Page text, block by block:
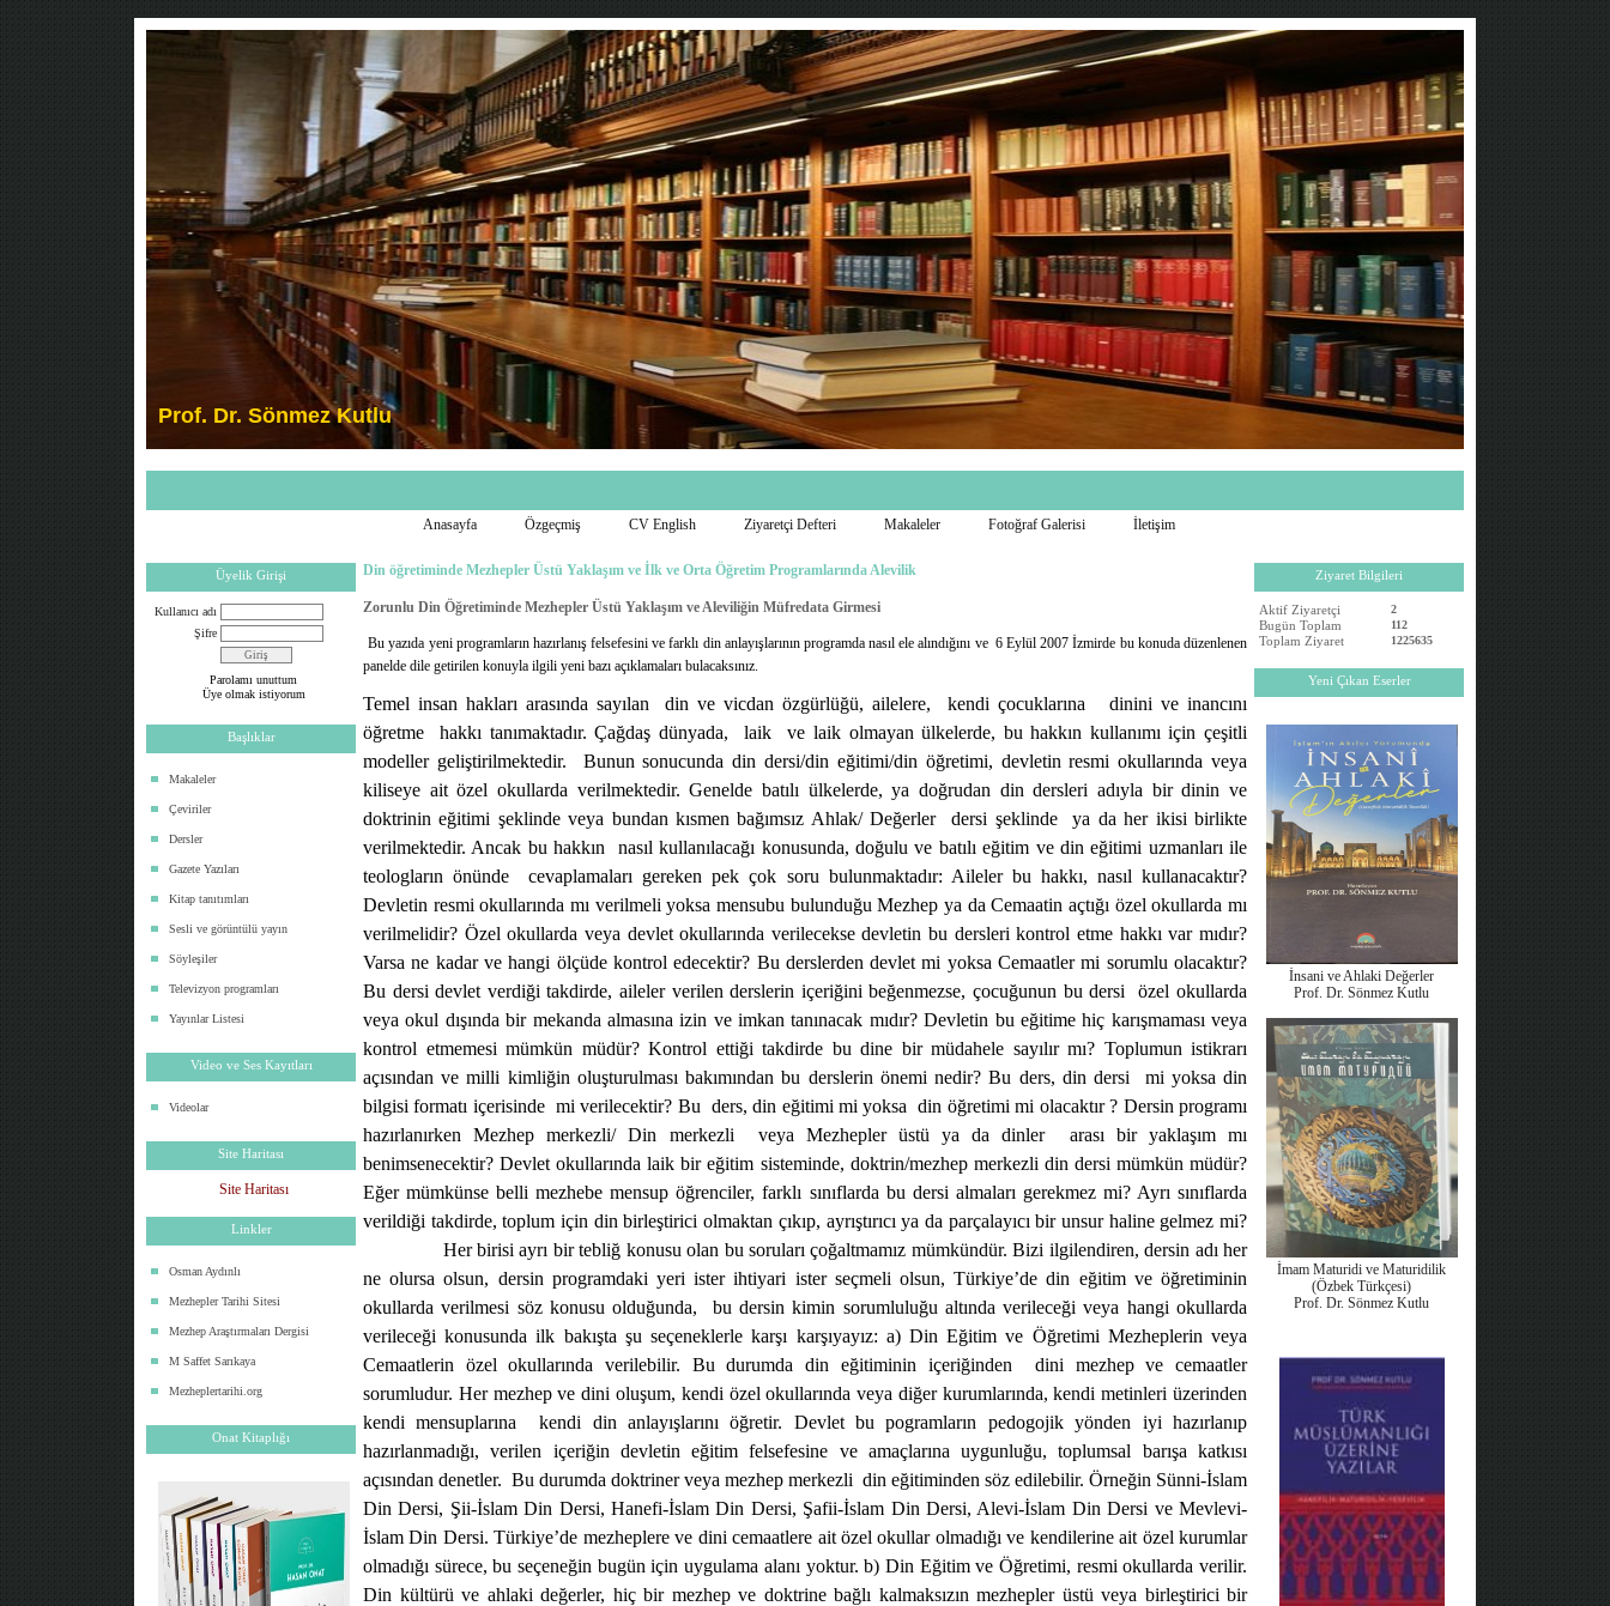
Anasayfa Özgeçmiş CV English Ziyaretçi Defteri Makaleler Fotoğraf Galerisi İletişim
Üyelik Girişi
Kullanıcı adı
Şifre
Parolamı unuttum
Üye olmak istiyorum
Başlıklar
Makaleler
Çeviriler
Dersler
Gazete Yazıları
Kitap tanıtımları
Sesli ve görüntülü yayın
Söyleşiler
Televizyon programları
Yayınlar Listesi
Video ve Ses Kayıtları
Videolar
Site Haritası
Site Haritası
Linkler
Osman Aydınlı
Mezhepler Tarihi Sitesi
Mezhep Araştırmaları Dergisi
M Saffet Sarıkaya
Mezheplertarihi.org
Onat Kitaplığı
Din öğretiminde Mezhepler Üstü Yaklaşım ve İlk ve Orta Öğretim Programlarında Alevilik
Zorunlu Din Öğretiminde Mezhepler Üstü Yaklaşım ve Aleviliğin Müfredata Girmesi
Bu yazıda yeni programların hazırlanış felsefesini ve farklı din anlayışlarının programda nasıl ele alındığını ve 6 Eylül 2007 İzmirde bu konuda düzenlenen
panelde dile getirilen konuyla ilgili yeni bazı açıklamaları bulacaksınız.
Temel insan hakları arasında sayılan din ve vicdan özgürlüğü, ailelere, kendi çocuklarına
dinini ve inancını
öğretme
hakkı tanımaktadır. Çağdaş dünyada, laik
ve laik olmayan ülkelerde, bu hakkın kullanımı için çeşitli
modeller geliştirilmektedir.
Bunun sonucunda din dersi/din eğitimi/din öğretimi, devletin resmi okullarında veya
kiliseye ait özel okullarda verilmektedir. Genelde batılı ülkelerde, ya doğrudan din dersleri adıyla bir dinin ve
doktrinin eğitimi şeklinde veya bundan kısmen bağımsız Ahlak/ Değerler
dersi şeklinde
ya da her ikisi birlikte
verilmektedir. Ancak bu hakkın
nasıl kullanılacağı konusunda, doğulu ve batılı eğitim ve din eğitimi uzmanları ile
teologların önünde
cevaplamaları gereken pek çok soru bulunmaktadır: Aileler bu hakkı, nasıl kullanacaktır?
Devletin resmi okullarında mı verilmeli yoksa mensubu bulunduğu Mezhep ya da Cemaatin açtığı özel okullarda mı
verilmelidir? Özel okullarda veya devlet okullarında verilecekse devletin bu dersleri kontrol etme hakkı var mıdır?
Varsa ne kadar ve hangi ölçüde kontrol edecektir? Bu derslerden devlet mi yoksa Cemaatler mi sorumlu olacaktır?
Bu dersi devlet verdiği takdirde, aileler verilen derslerin içeriğini beğenmezse, çocuğunun bu dersi
özel okullarda
veya okul dışında bir mekanda almasına izin ve imkan tanınacak mıdır? Devletin bu eğitime hiç karışmaması veya
kontrol etmemesi mümkün müdür? Kontrol ettiği takdirde bu dine bir müdahele sayılır mı? Toplumun istikrarı
açısından ve milli kimliğin oluşturulması bakımından bu derslerin önemi nedir? Bu ders, din dersi
mi yoksa din
bilgisi formatı içerisinde mi verilecektir? Bu ders, din eğitimi mi yoksa
din öğretimi mi olacaktır ? Dersin programı
hazırlanırken Mezhep merkezli/ Din merkezli
veya Mezhepler üstü ya da dinler
arası bir yaklaşım mı
benimsenecektir? Devlet okullarında laik bir eğitim sisteminde, doktrin/mezhep merkezli din dersi mümkün müdür?
Eğer mümkünse belli mezhebe mensup öğrenciler, farklı sınıflarda bu dersi almaları gerekmez mi? Ayrı sınıflarda
verildiği takdirde, toplum için din birleştirici olmaktan çıkıp, ayrıştırıcı ya da parçalayıcı bir unsur haline gelmez mi?
Her birisi ayrı bir tebliğ konusu olan bu soruları çoğaltmamız mümkündür. Bizi ilgilendiren, dersin adı her
ne olursa olsun, dersin programdaki yeri ister ihtiyari ister seçmeli olsun, Türkiye’de din eğitim ve öğretiminin
okullarda verilmesi söz konusu olduğunda,
bu dersin kimin sorumluluğu altında verileceği veya hangi okullarda
verileceği konusunda ilk bakışta şu seçeneklerle karşı karşıyayız: a) Din Eğitim ve Öğretimi Mezheplerin veya
Cemaatlerin özel okullarında verilebilir. Bu durumda din eğitiminin içeriğinden
dini mezhep ve cemaatler
sorumludur. Her mezhep ve dini oluşum, kendi özel okullarında veya diğer kurumlarında, kendi metinleri üzerinden
kendi mensuplarına
kendi din anlayışlarını öğretir. Devlet bu pogramların pedogojik yönden iyi hazırlanıp
hazırlanmadığı, verilen içeriğin devletin eğitim felsefesine ve amaçlarına uygunluğu, toplumsal barışa katkısı
açısından denetler. Bu durumda doktriner veya mezhep merkezli din eğitiminden söz edilebilir. Örneğin Sünni-İslam
Din Dersi, Şii-İslam Din Dersi, Hanefi-İslam Din Dersi, Şafii-İslam Din Dersi, Alevi-İslam Din Dersi ve Mevlevi-
İslam Din Dersi. Türkiye’de mezheplere ve dini cemaatlere ait özel okullar olmadığı ve kendilerine ait özel kurumlar
olmadığı sürece, bu seçeneğin bugün için uygulama alanı yoktur. b) Din Eğitim ve Öğretimi, resmi okullarda verilir.
Din kültürü ve ahlaki değerler, hiç bir mezhep ve doktrine bağlı kalmaksızın mezhepler üstü veya birleştirici bir
Ziyaret Bilgileri
Aktif Ziyaretçi 2
Bugün Toplam 112
Toplam Ziyaret 1225635
Yeni Çıkan Eserler
İnsani ve Ahlaki Değerler
Prof. Dr. Sönmez Kutlu
İmam Maturidi ve Maturidilik
(Özbek Türkçesi)
Prof. Dr. Sönmez Kutlu